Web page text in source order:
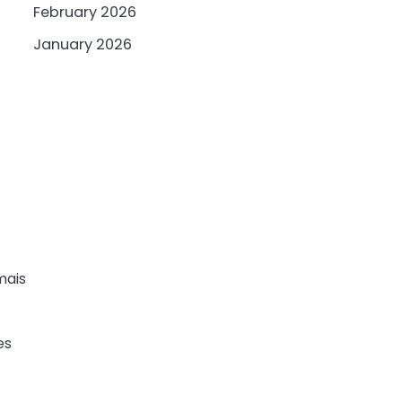
February 2026
January 2026